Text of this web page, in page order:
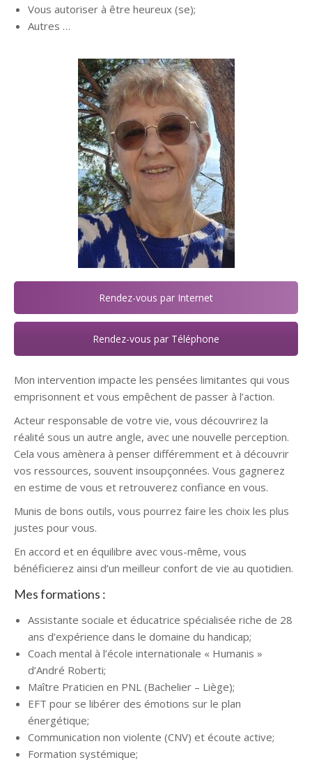
Vous autoriser à être heureux (se);
Autres …
Rendez-vous par Internet
Rendez-vous par Téléphone
Mon intervention impacte les pensées limitantes qui vous
emprisonnent et vous empêchent de passer à l’action.
Acteur responsable de votre vie, vous découvrirez la
réalité sous un autre angle, avec une nouvelle perception.
Cela vous amènera à penser différemment et à découvrir
vos ressources, souvent insoupçonnées. Vous gagnerez
en estime de vous et retrouverez confiance en vous.
Munis de bons outils, vous pourrez faire les choix les plus
justes pour vous.
En accord et en équilibre avec vous-même, vous
bénéficierez ainsi d’un meilleur confort de vie au quotidien.
Mes formations :
Assistante sociale et éducatrice spécialisée riche de 28
ans d’expérience dans le domaine du handicap;
Coach mental à l’école internationale « Humanis »
d’André Roberti;
Maître Praticien en PNL (Bachelier – Liège);
EFT pour se libérer des émotions sur le plan
énergétique;
Communication non violente (CNV) et écoute active;
Formation systémique;